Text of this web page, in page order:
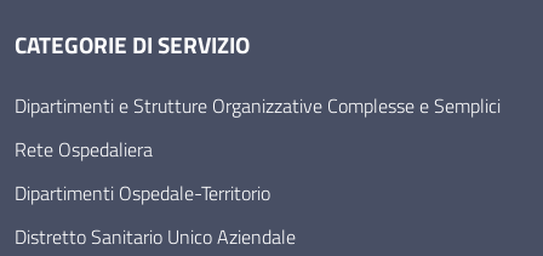
CATEGORIE DI SERVIZIO
Dipartimenti e Strutture Organizzative Complesse e Semplici
Rete Ospedaliera
Dipartimenti Ospedale-Territorio
Distretto Sanitario Unico Aziendale